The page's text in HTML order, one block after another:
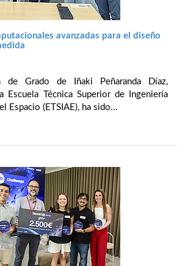
avanzadas para el diseño
de Grado de Iñaki Peñaranda Díaz,
Escuela Técnica Superior de Ingeniería
Espacio (ETSIAE), ha sido...